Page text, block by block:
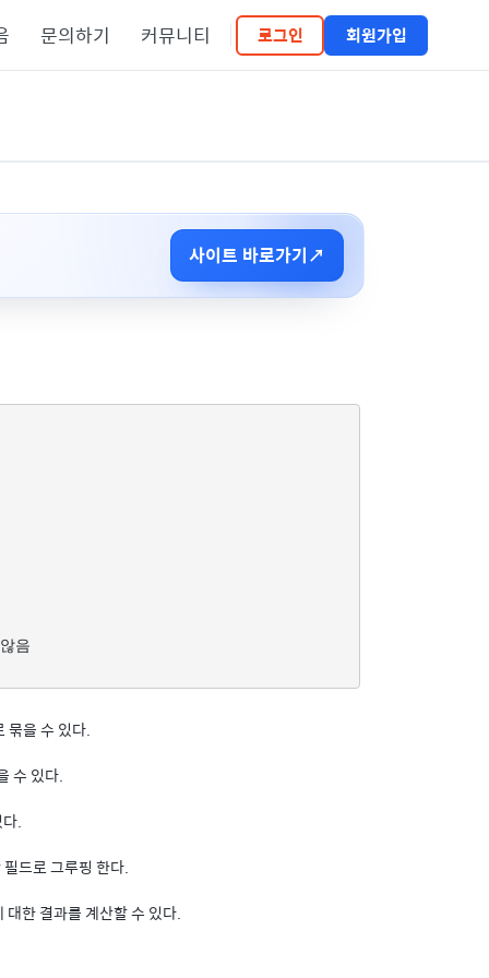
문의하기 커뮤니티 로그인 회원가입
사이트 바로가기↗
음
묶을 수 있다.
수 있다.
.
드로 그루핑 한다.
한 결과를 계산할 수 있다.